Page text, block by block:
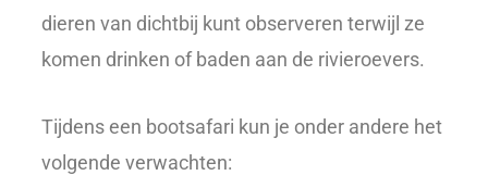
dieren van dichtbij kunt observeren terwijl ze
komen drinken of baden aan de rivieroevers.
Tijdens een bootsafari kun je onder andere het
volgende verwachten: